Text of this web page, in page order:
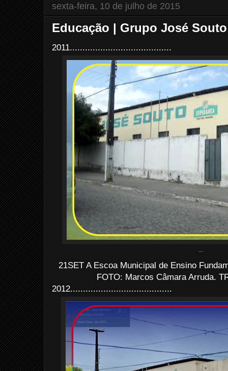
sexta-feira, 10 de julho de 2015
Educação | Grupo José
2011........................................
21SET A Escoa Municipal de Ensino
FOTO: Marcos Câmara Arruda.
2012........................................